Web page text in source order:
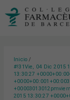
Inicio
#!31Vie, 04 Dic 2015
13:30:27
2015 13:30:27